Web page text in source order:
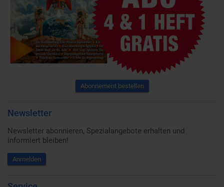
Abonnement bestellen
Newsletter
Newsletter abonnieren, Spezialangebote erhalten und
informiert bleiben!
Anmelden